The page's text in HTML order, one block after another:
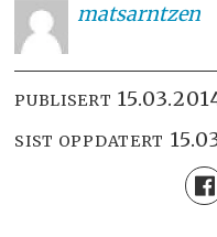
matsarntzen
PUBLISERT
SIST OPPDATERT